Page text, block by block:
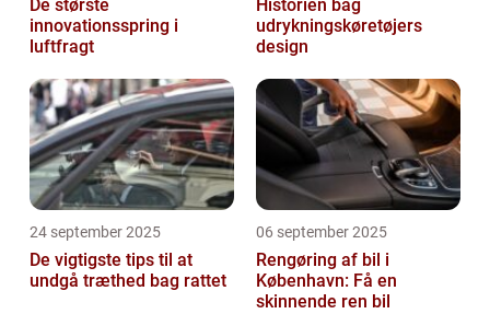
De største
innovationsspring i
luftfragt
Historien bag
udrykningskøretøjers
design
24 september 2025
De vigtigste tips til at
undgå træthed bag rattet
06 september 2025
Rengøring af bil i
København: Få en
skinnende ren bil